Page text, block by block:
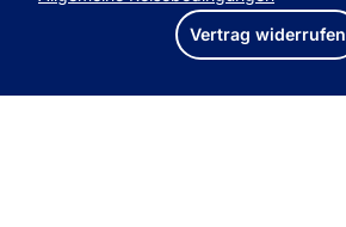
Vertrag widerrufen